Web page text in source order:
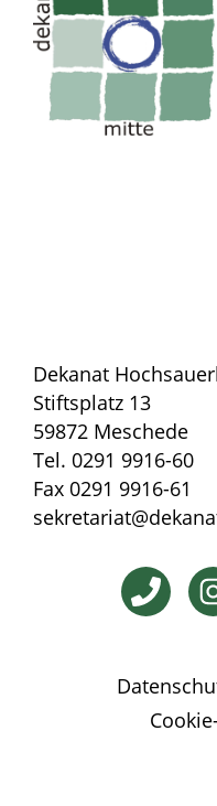
Dekanat
Stiftsplatz 13
59872 Meschede
Tel. 0291 9916-60
Fax 0291 9916-61